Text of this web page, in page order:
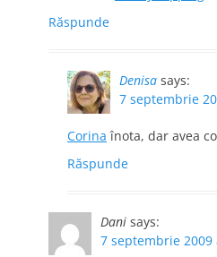
Răspunde
Denisa says:
7 septembrie
Corina înota, dar avea
Răspunde
Dani says:
7 septembrie 2009